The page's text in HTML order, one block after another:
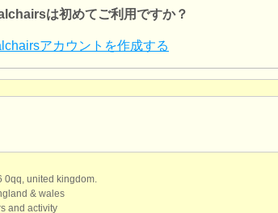
は初めてご利用ですか？
アカウントを作成する
0qq, united kingdom.
& wales
and activity